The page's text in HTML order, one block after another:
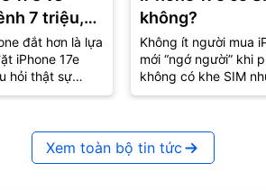
7 triệu,
“đáng tiền”
đắt hơn là lựa
iPhone 17e
hỏi thật sự
mạnh hơn”
không?
Không ít người mua
mới “ngớ người” khi
không có khe SIM
iPhone 17e cũng
Xem toàn bộ tin tức